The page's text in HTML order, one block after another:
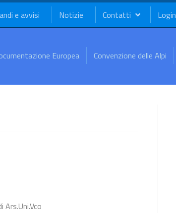
e avvisi Notizie Contatti Login
Europea Convenzione delle Alpi